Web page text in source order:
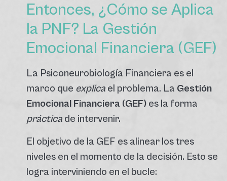
Entonces, ¿Cómo se Aplica
la PNF? La Gestión
Emocional Financiera (GEF)
La Psiconeurobiología Financiera es el
marco que explica el problema. La Gestión
Emocional Financiera (GEF) es la forma
práctica de intervenir.
El objetivo de la GEF es alinear los tres
niveles en el momento de la decisión. Esto se
logra interviniendo en el bucle: